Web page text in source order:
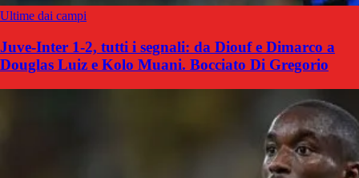
Ultime dai campi
Juve-Inter 1-2, tutti i segnali: da Diouf e Dimarco a
Douglas Luiz e Kolo Muani. Bocciato Di Gregorio